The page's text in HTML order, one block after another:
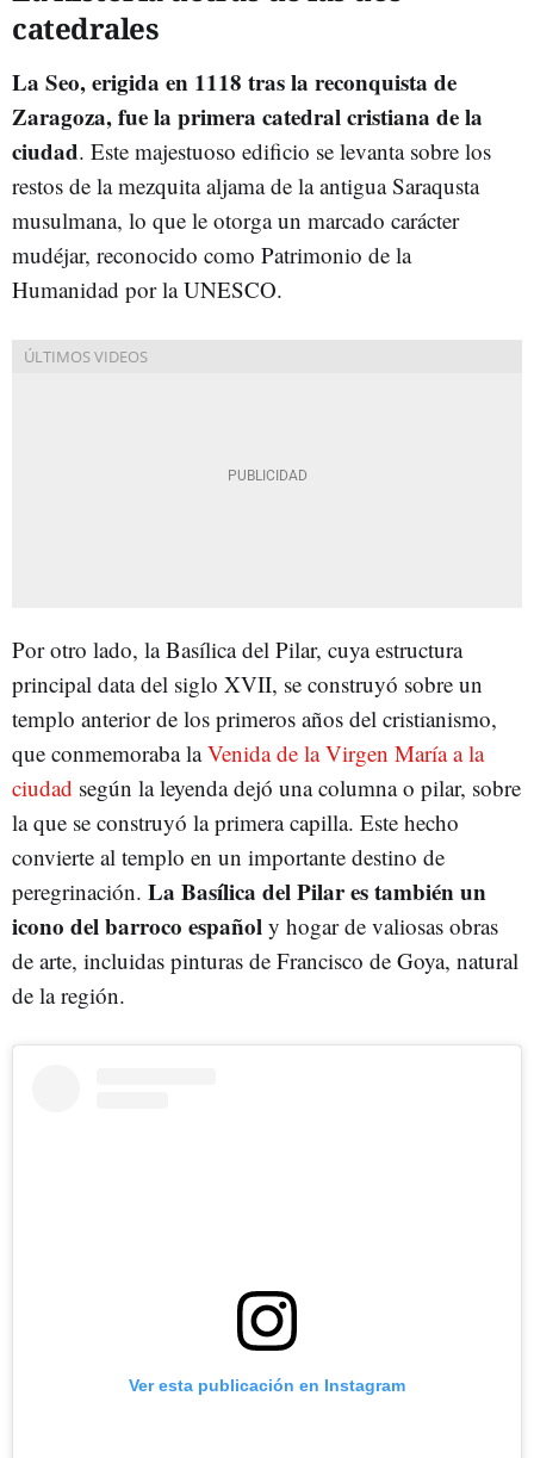
catedrales
La Seo, erigida en 1118 tras la reconquista de
Zaragoza, fue la primera catedral cristiana de la
ciudad. Este majestuoso edificio se levanta sobre los
restos de la mezquita aljama de la antigua Saraqusta
musulmana, lo que le otorga un marcado carácter
mudéjar, reconocido como Patrimonio de la
Humanidad por la UNESCO.
Por otro lado, la Basílica del Pilar, cuya estructura
principal data del siglo XVII, se construyó sobre un
templo anterior de los primeros años del cristianismo,
que conmemoraba laVenida de la Virgen María a la
ciudad según la leyenda dejó una columna o pilar, sobre
la que se construyó la primera capilla. Este hecho
convierte al templo en un importante destino de
peregrinación. La Basílica del Pilar es también un
icono del barroco español y hogar de valiosas obras
de arte, incluidas pinturas de Francisco de Goya, natural
de la región.
Ver esta publicación en Instagram